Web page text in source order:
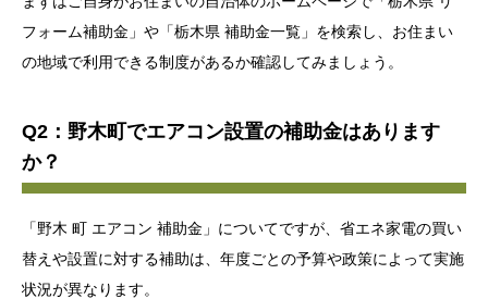
フォーム補助金」や「栃木県 補助金一覧」を検索し、お住まい
の地域で利用できる制度があるか確認してみましょう。
Q2：野木町でエアコン設置の補助金はあります
か？
「野木 町 エアコン 補助金」についてですが、省エネ家電の買い
替えや設置に対する補助は、年度ごとの予算や政策によって実施
状況が異なります。